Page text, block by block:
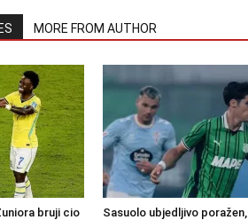
MORE FROM AUTHOR
bruji cio
Sasuolo ubjedljivo poražen,